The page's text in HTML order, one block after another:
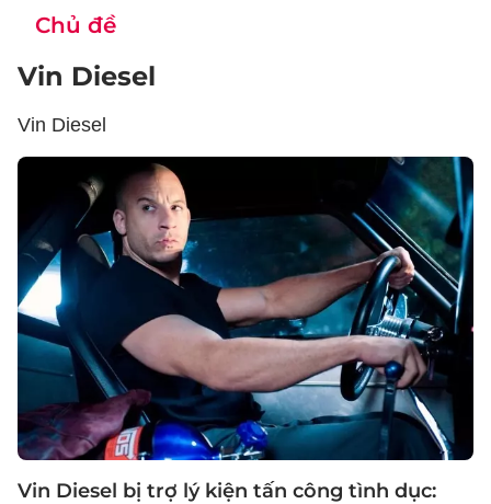
Chủ đề
Vin Diesel
Vin Diesel
Vin Diesel bị trợ lý kiện tấn công tình dục: